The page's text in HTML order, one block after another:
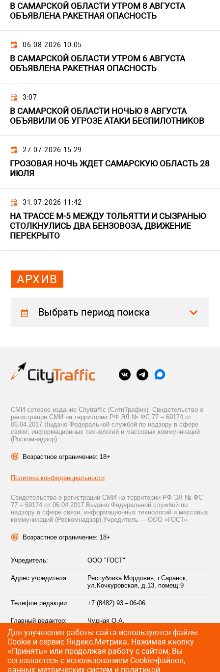
В САМАРСКОЙ ОБЛАСТИ УТРОМ 8 АВГУСТА
ОБЪЯВЛЕНА РАКЕТНАЯ ОПАСНОСТЬ
06.08.2026 10:05
В САМАРСКОЙ ОБЛАСТИ УТРОМ 6 АВГУСТА
ОБЪЯВЛЕНА РАКЕТНАЯ ОПАСНОСТЬ
3:07
В САМАРСКОЙ ОБЛАСТИ НОЧЬЮ 8 АВГУСТА
ОБЪЯВИЛИ ОБ УГРОЗЕ АТАКИ БЕСПИЛОТНИКОВ
27.07.2026 15:29
ГРОЗОВАЯ НОЧЬ ЖДЕТ САМАРСКУЮ ОБЛАСТЬ 28
ИЮЛЯ
31.07.2026 11:42
НА ТРАССЕ М-5 МЕЖДУ ТОЛЬЯТТИ И СЫЗРАНЬЮ
СТОЛКНУЛИСЬ ДВА БЕНЗОВОЗА, ДВИЖЕНИЕ
ПЕРЕКРЫТО
АРХИВ
Выбрать период поиска
СМИ сетевое издание Citytraffic (СитиТрафик). Свидетельство о
регистрации СМИ на территории РФ ЭЛ № ФС 77 – 69174 от
06.04.2017 Выдано Федеральной службой по надзору в сфере
связи, информационных технологий и массовых коммуникаций
(Роскомнадзор).
Возрастное ограничение: 18+
Политика конфиденциальности
Свидетельство о регистрации СМИ на территории РФ ЭЛ № ФС
77 – 69174 от 06.04.2017 Выдано Федеральной службой по
надзору в сфере связи, информационных технологий и массовых
коммуникаций (Роскомнадзор) Учредитель — ООО «ГОСТ»
Возрастное ограничение: 18+
Учредитель: ООО "ГОСТ"
Адрес учредителя:
Республика Мордовия, г.Саранск,
ул.Кочкуровская, д.13, помещ.9
Телефон редакции: +7 (8482) 93 – 06-06
Главный редактор: Чудная О.А.
Адрес электронной
почты редакции:
info@citytraffic.ru
Для улучшения работы сайта используются файлы
Сookie и сервис Яндекс.Метрика. Нажимая кнопку
«Принять» или продолжая работу с сайтом, Вы
соглашаетесь с использованием Cookie-файлов,
данных метрических систем и политикой